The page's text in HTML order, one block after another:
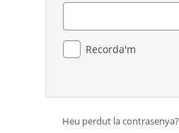
Recorda'm
Heu perdut la contrasenya?